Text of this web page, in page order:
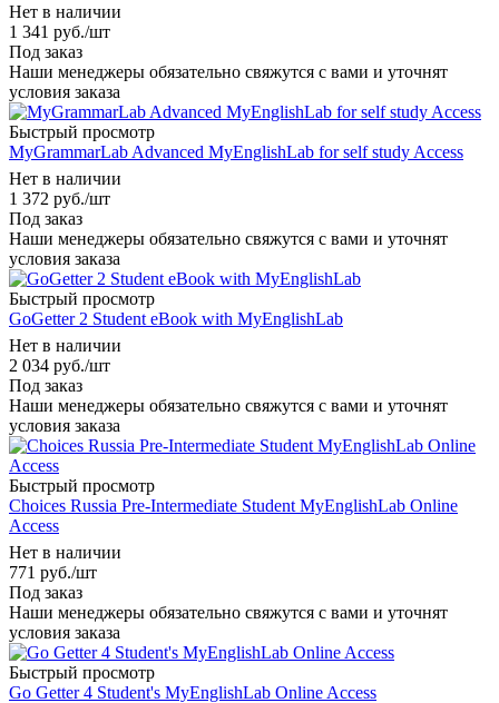
Нет в наличии
1 341 руб./шт
Под заказ
Наши менеджеры обязательно свяжутся с вами и уточнят
условия заказа
Быстрый просмотр
MyGrammarLab Advanced MyEnglishLab for self study Access
Нет в наличии
1 372 руб./шт
Под заказ
Наши менеджеры обязательно свяжутся с вами и уточнят
условия заказа
Быстрый просмотр
GoGetter 2 Student eBook with MyEnglishLab
Нет в наличии
2 034 руб./шт
Под заказ
Наши менеджеры обязательно свяжутся с вами и уточнят
условия заказа
Быстрый просмотр
Choices Russia Pre-Intermediate Student MyEnglishLab Online
Access
Нет в наличии
771 руб./шт
Под заказ
Наши менеджеры обязательно свяжутся с вами и уточнят
условия заказа
Быстрый просмотр
Go Getter 4 Student's MyEnglishLab Online Access